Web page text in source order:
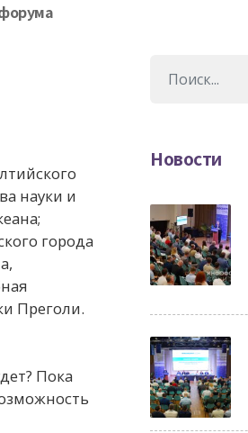
науки и
города
Преголи.
Пока
Новости